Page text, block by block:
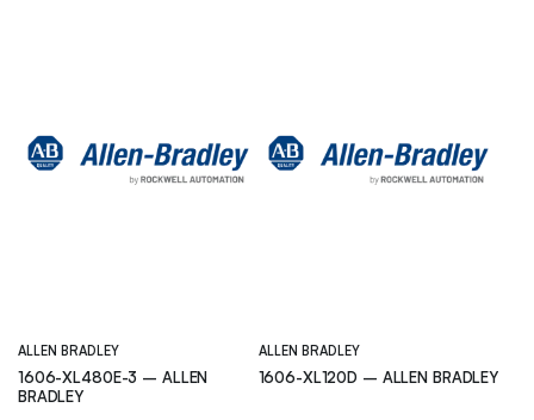
ALLEN BRADLEY
1606-XL480E-3 – ALLEN
BRADLEY
ALLEN BRADLEY
1606-XL120D – ALLEN BRADLEY